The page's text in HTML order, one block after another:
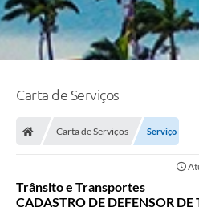
Carta de Serviços
Carta de Serviços Serviço
Trânsito e Transportes
CADASTRO DE DEFENSOR DE